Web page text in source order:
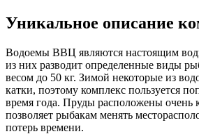
Уникальное описание
Водоемы ВВЦ являются настоящим
из них разводит определенные виды
весом до 50 кг. Зимой некоторые из
катки, поэтому комплекс пользуется
время года. Пруды расположены очень
позволяет рыбакам менять
потерь времени.